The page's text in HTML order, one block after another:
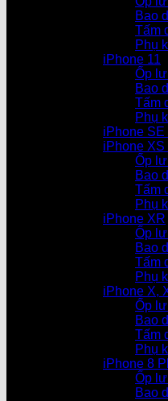
Bao
Tấm
Phụ
iPhone 11
Ốp
Bao
Tấm
Phụ
iPhone SE
iPhone XS
Ốp
Bao
Tấm
Phụ
iPhone XR
Ốp
Bao
Tấm
Phụ
iPhone X,
Ốp
Bao
Tấm
Phụ
iPhone 8
Ốp
Bao